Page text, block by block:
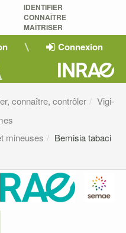
IDENTIFIER
CONNAÎTRE
MAÎTRISER
Connexion
connaître, contrôler
Vigi-
mineuses
Bemisia tabaci